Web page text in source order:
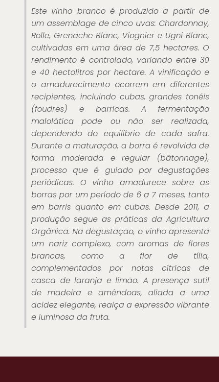
Este vinho branco é produzido a partir de
um assemblage de cinco uvas: Chardonnay,
Rolle, Grenache Blanc, Viognier e Ugni Blanc,
cultivadas em uma área de 7,5 hectares. O
rendimento é controlado, variando entre 30
e 40 hectolitros por hectare. A vinificação e
o amadurecimento ocorrem em diferentes
recipientes, incluindo cubas, grandes tonéis
(foudres) e barricas. A fermentação
malolática pode ou não ser realizada,
dependendo do equilíbrio de cada safra.
Durante a maturação, a borra é revolvida de
forma moderada e regular (bâtonnage),
processo que é guiado por degustações
periódicas. O vinho amadurece sobre as
borras por um período de 6 a 7 meses, tanto
em barris quanto em cubas. Desde 2011, a
produção segue as práticas da Agricultura
Orgânica. Na degustação, o vinho apresenta
um nariz complexo, com aromas de flores
brancas, como a flor de tília,
complementados por notas cítricas de
casca de laranja e limão. A presença sutil
de madeira e amêndoas, aliada a uma
acidez elegante, realça a expressão vibrante
e luminosa da fruta.